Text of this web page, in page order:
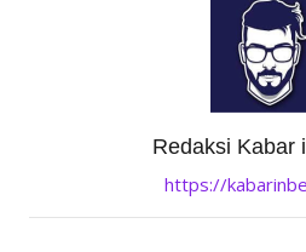
Redaksi Kabar
https://